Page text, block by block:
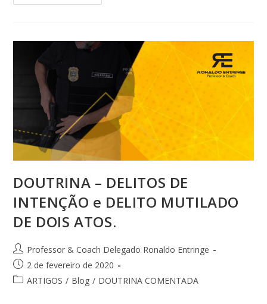
DOUTRINA – DELITOS DE
INTENÇÃO e DELITO MUTILADO
DE DOIS ATOS.
Professor & Coach Delegado Ronaldo Entringe
2 de fevereiro de 2020
ARTIGOS / Blog / DOUTRINA COMENTADA